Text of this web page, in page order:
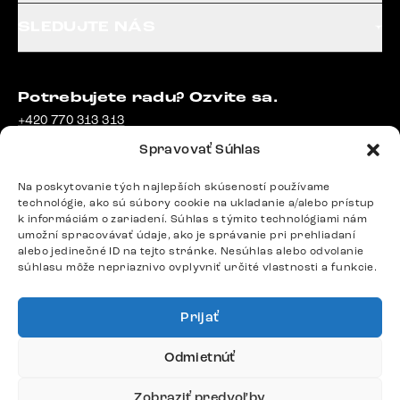
Spravovať Súhlas
Na poskytovanie tých najlepších skúseností používame
technológie, ako sú súbory cookie na ukladanie a/alebo prístup
k informáciám o zariadení. Súhlas s týmito technológiami nám
umožní spracovávať údaje, ako je správanie pri prehliadaní
alebo jedinečné ID na tejto stránke. Nesúhlas alebo odvolanie
súhlasu môže nepriaznivo ovplyvniť určité vlastnosti a funkcie.
Prijať
Odmietnúť
Potrebujete radu? Ozvite sa.
+420 770 313 313
podpora@delife-shop.sk
Odpovedáme do 24 hodín.
Google recenzie
4,8